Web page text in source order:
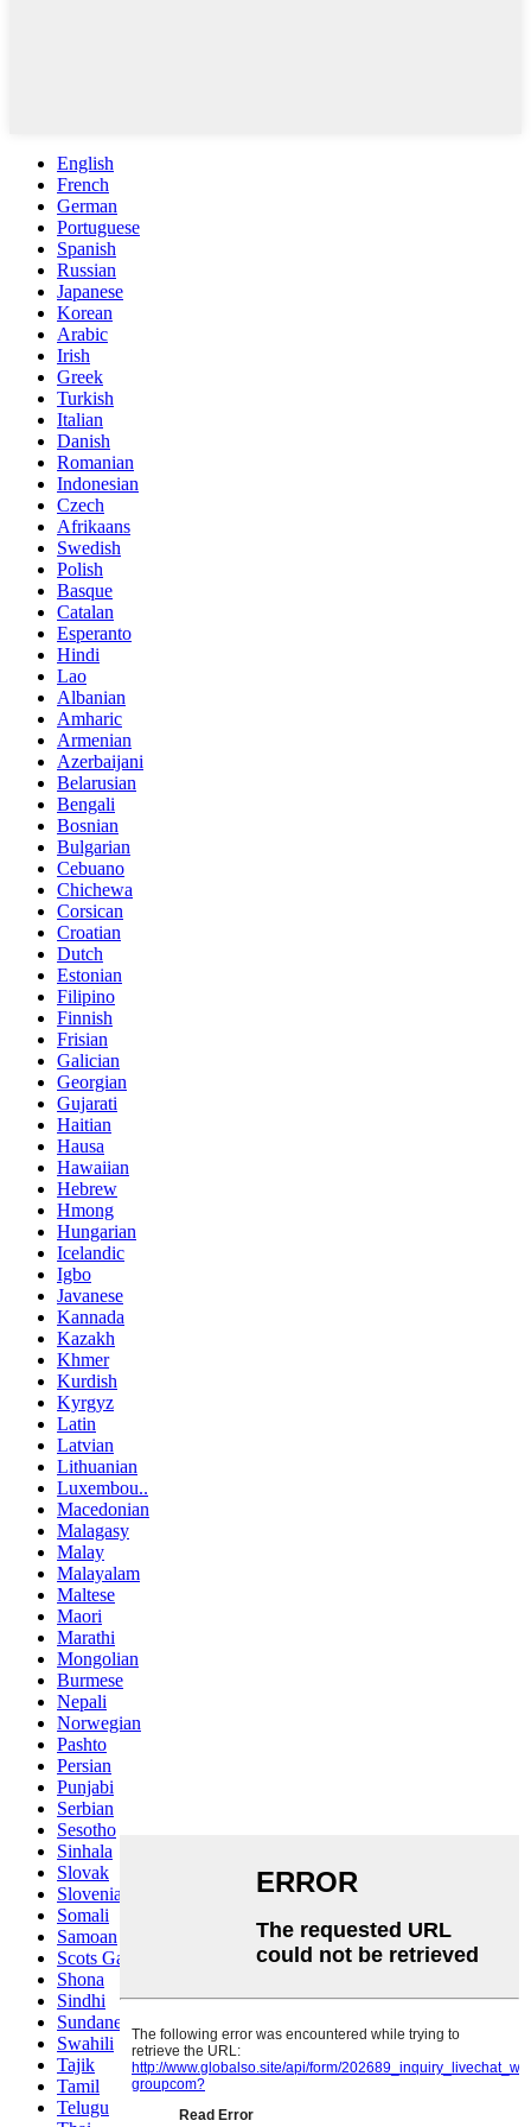
English
French
German
Portuguese
Spanish
Russian
Japanese
Korean
Arabic
Irish
Greek
Turkish
Italian
Danish
Romanian
Indonesian
Czech
Afrikaans
Swedish
Polish
Basque
Catalan
Esperanto
Hindi
Lao
Albanian
Amharic
Armenian
Azerbaijani
Belarusian
Bengali
Bosnian
Bulgarian
Cebuano
Chichewa
Corsican
Croatian
Dutch
Estonian
Filipino
Finnish
Frisian
Galician
Georgian
Gujarati
Haitian
Hausa
Hawaiian
Hebrew
Hmong
Hungarian
Icelandic
Igbo
Javanese
Kannada
Kazakh
Khmer
Kurdish
Kyrgyz
Latin
Latvian
Lithuanian
Luxembou..
Macedonian
Malagasy
Malay
Malayalam
Maltese
Maori
Marathi
Mongolian
Burmese
Nepali
Norwegian
Pashto
Persian
Punjabi
Serbian
Sesotho
Sinhala
Slovak
Slovenian
Somali
Samoan
Scots Gaelic
Shona
Sindhi
Sundanese
Swahili
Tajik
Tamil
Telugu